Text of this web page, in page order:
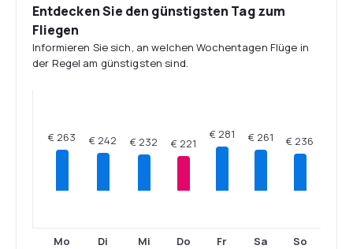
Entdecken Sie den günstigsten Tag zum
Fliegen
Informieren Sie sich, an welchen Wochentagen Flüge in
der Regel am günstigsten sind.
€ 263
Mo
€ 242
Di
€ 232
Mi
€ 221
Do
€ 281
Fr
€ 261
Sa
€ 236
So